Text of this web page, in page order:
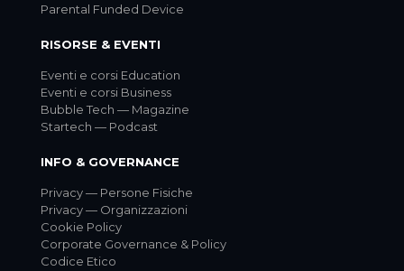
Parental Funded Device
RISORSE & EVENTI
Eventi e corsi Education
Eventi e corsi Business
Bubble Tech — Magazine
Startech — Podcast
INFO & GOVERNANCE
Privacy — Persone Fisiche
Privacy — Organizzazioni
Cookie Policy
Corporate Governance & Policy
Codice Etico